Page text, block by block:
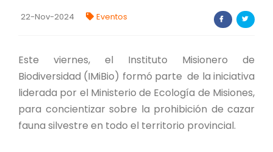
AUTORIZACIONES
PROGRAMAS Y PROYECTOS
22-Nov-2024 Eventos
Este viernes, el Instituto Misionero de
Biodiversidad (IMiBio) formó parte de la iniciativa
liderada por el Ministerio de Ecología de Misiones,
para concientizar sobre la prohibición de cazar
fauna silvestre en todo el territorio provincial.